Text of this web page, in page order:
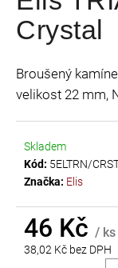
je
0,0
hvězdiček.
Crystal
Broušený
velikost 22 mm,
Skladem
Kód: 5ELTRN/
Značka: Elis
46 Kč / ks
38,02 Kč bez DPH
a
j
t
?
D